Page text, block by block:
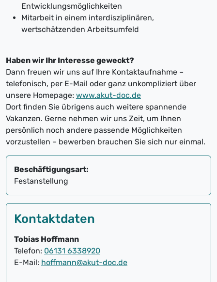
Entwicklungsmöglichkeiten
Mitarbeit in einem interdisziplinären,
wertschätzenden Arbeitsumfeld
Haben wir Ihr Interesse geweckt?
Dann freuen wir uns auf Ihre Kontaktaufnahme –
telefonisch, per E-Mail oder ganz unkompliziert über
unsere Homepage: www.akut-doc.de
Dort finden Sie übrigens auch weitere spannende
Vakanzen. Gerne nehmen wir uns Zeit, um Ihnen
persönlich noch andere passende Möglichkeiten
vorzustellen – bewerben brauchen Sie sich nur einmal.
Beschäftigungsart:
Festanstellung
Kontaktdaten
Tobias Hoffmann
Telefon: 06131 6338920
E-Mail: hoffmann@akut-doc.de